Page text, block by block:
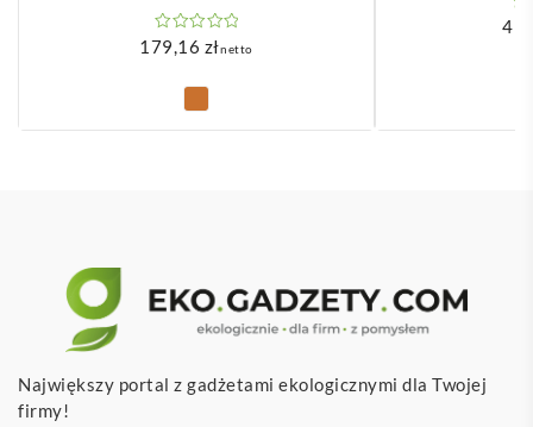
179,16 złnetto
Największy portal z gadżetami ekologicznymi dla Twojej
firmy!